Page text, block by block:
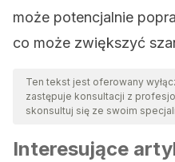
może potencjalnie
co może zwiększyć
Ten tekst jest oferowany
zastępuje konsultacji z
skonsultuj się ze swoim
Interesujące